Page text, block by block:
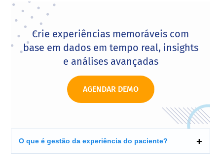
Crie experiências memoráveis com
base em dados em tempo real, insights
e análises avançadas
AGENDAR DEMO
O que é gestão da experiência do paciente?